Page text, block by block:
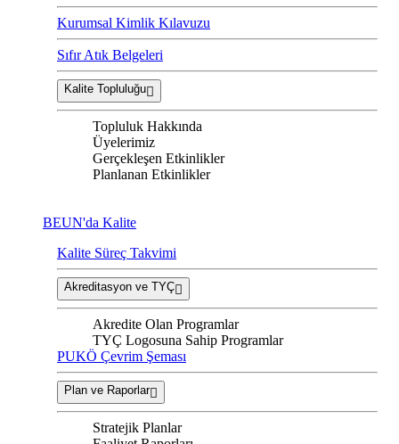
Kurumsal Kimlik Kılavuzu
Sıfır Atık Belgeleri
Kalite Topluluğu
Topluluk Hakkında
Üyelerimiz
Gerçekleşen Etkinlikler
Planlanan Etkinlikler
BEUN'da Kalite
Kalite Süreç Takvimi
Akreditasyon ve TYÇ
Akredite Olan Programlar
TYÇ Logosuna Sahip Programlar
PUKÖ Çevrim Şeması
Plan ve Raporlar
Stratejik Planlar